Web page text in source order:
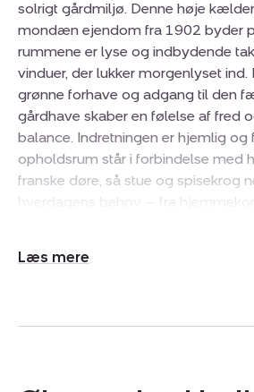
solrigt gårdmiljø. Denne høje
mondæn ejendom fra 1902 byder
rummene er lyse og indbydende
vinduer, der lukker morgenlyset
grønne forhave og adgang til den
gårdhave skaber en følelse af fred
balance. Indretningen er hjemlig og
opholdsrum står i forbindelse med
franske døre, så stue og spisekrog
hverdagens behov — fra
og rustfri stålbordplader giver et
afslapning efter en lang dag. De